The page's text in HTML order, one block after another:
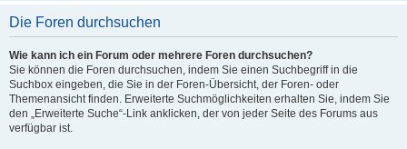
Die Foren durchsuchen
Wie kann ich ein Forum oder mehrere Foren durchsuchen?
Sie können die Foren durchsuchen, indem Sie einen Suchbegriff in die
Suchbox eingeben, die Sie in der Foren-Übersicht, der Foren- oder
Themenansicht finden. Erweiterte Suchmöglichkeiten erhalten Sie, indem Sie
den „Erweiterte Suche“-Link anklicken, der von jeder Seite des Forums aus
verfügbar ist.